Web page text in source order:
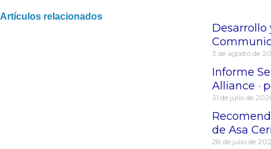
Artículos relacionados
Desarrollo
3 de agosto de
Informe
Alliance ·
31 de julio de
de Asa
28 de julio de